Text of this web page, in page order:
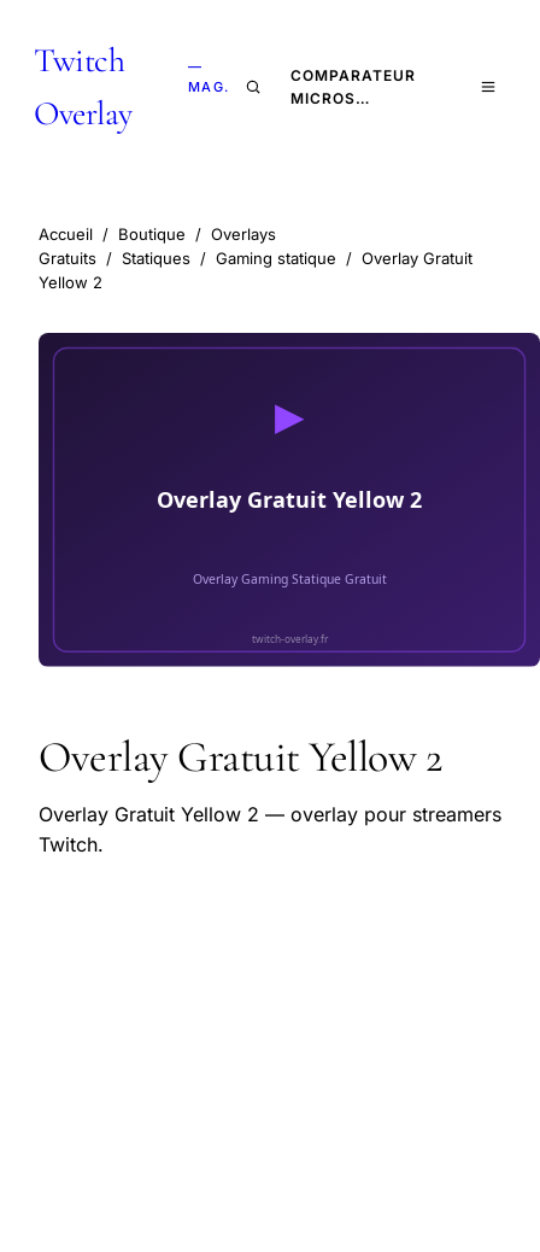
Twitch
Overlay
—
MAG.
COMPARATEUR
MICROS…
Accueil / Boutique / Overlays
Gratuits / Statiques / Gaming statique / Overlay Gratuit
Yellow 2
Overlay Gratuit Yellow 2
Overlay Gratuit Yellow 2 — overlay pour streamers
Twitch.